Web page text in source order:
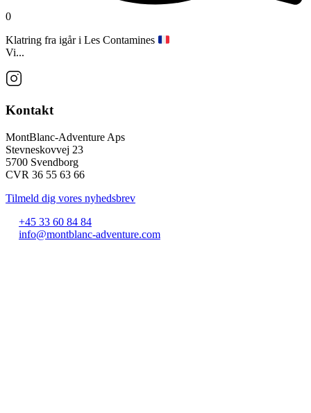
0
Klatring fra igår i Les Contamines
Vi...
Kontakt
MontBlanc-Adventure Aps
Stevneskovvej 23
5700 Svendborg
CVR 36 55 63 66
Tilmeld dig vores nyhedsbrev
+45 33 60 84 84
info@montblanc-adventure.com